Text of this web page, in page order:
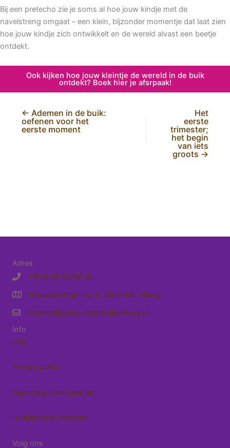
Bij een pretecho zie je soms al hoe jouw kindje met de
navelstreng omgaat – een klein, bijzonder momentje dat laat zien
hoe jouw kindje zich ontwikkelt en de wereld alvast een beetje
ontdekt.
Ook kijken hoe jouw kleintje de wereld in de buik
ontdekt? Boek hier je afsrpaak!
← Ademen in de buik:
oefenen voor het
eerste moment
Het
eerste
trimester;
het begin
van iets
groots →
Adres
+31 6 28 80 22 15
Route naar Pretecho Praktijk Tilburg
Mingersbergstraat 4, 5045 EN Tilburg
e-mailadres
contact@pretechopraktijktilburg.nl
Info
FAQ
Privacy policy
Algemene voorwaarden
Je afspraken beheren
Volg ons